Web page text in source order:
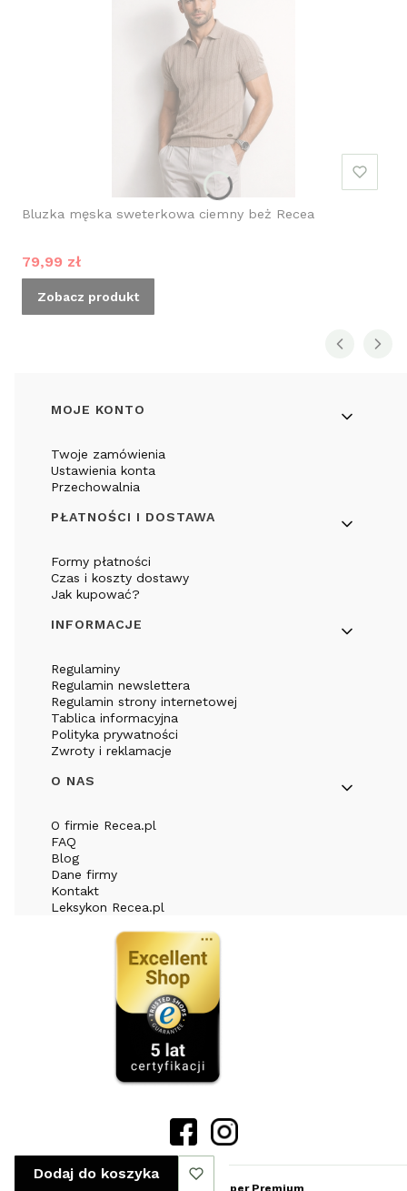
Bluzka męska sweterkowa ciemny beż Recea
Cena promocyjna
79,99 zł
Zobacz produkt
Linki w stopce
MOJE KONTO
Twoje zamówienia
Ustawienia konta
Przechowalnia
PŁATNOŚCI I DOSTAWA
Formy płatności
Czas i koszty dostawy
Jak kupować?
INFORMACJE
Regulaminy
Regulamin newslettera
Regulamin strony internetowej
Tablica informacyjna
Polityka prywatności
Zwroty i reklamacje
O NAS
O firmie Recea.pl
FAQ
Blog
Dane firmy
Kontakt
Leksykon Recea.pl
Shoper Premium
Dodaj do koszyka